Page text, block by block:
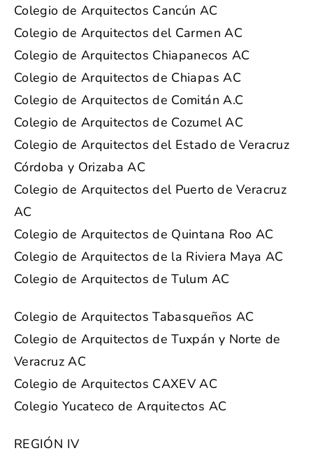
Colegio de Arquitectos Cancún AC
Colegio de Arquitectos del Carmen AC
Colegio de Arquitectos Chiapanecos AC
Colegio de Arquitectos de Chiapas AC
Colegio de Arquitectos de Comitán A.C
Colegio de Arquitectos de Cozumel AC
Colegio de Arquitectos del Estado de Veracruz
Córdoba y Orizaba AC
Colegio de Arquitectos del Puerto de Veracruz
AC
Colegio de Arquitectos de Quintana Roo AC
Colegio de Arquitectos de la Riviera Maya AC
Colegio de Arquitectos de Tulum AC
Colegio de Arquitectos Tabasqueños AC
Colegio de Arquitectos de Tuxpán y Norte de
Veracruz AC
Colegio de Arquitectos CAXEV AC
Colegio Yucateco de Arquitectos AC
REGIÓN IV